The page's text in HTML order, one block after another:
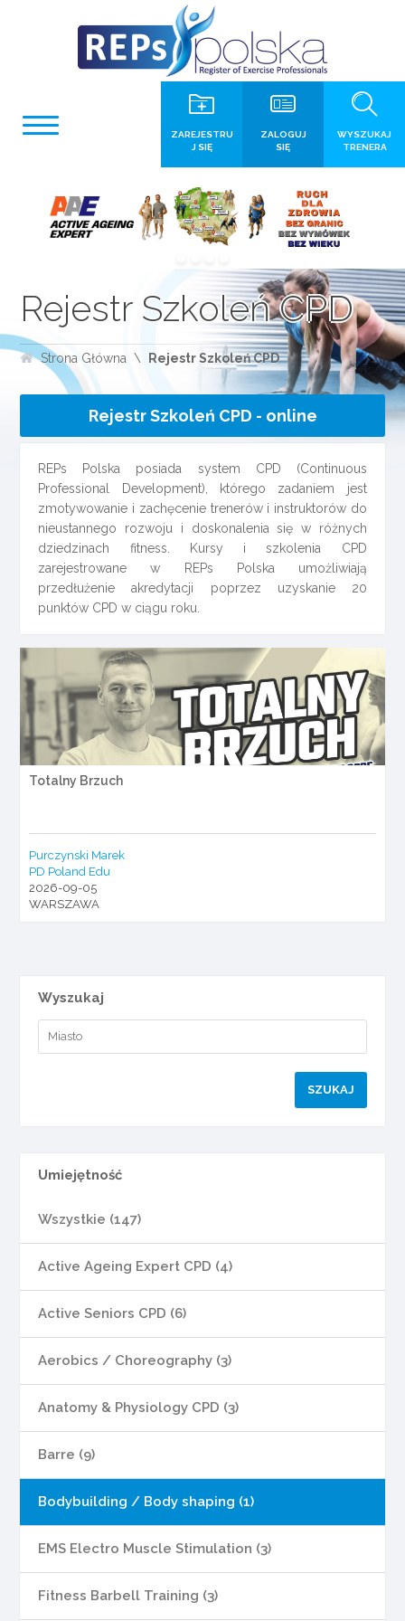
WYSZUKAJ
TRENERA
ZALOGUJ
SIĘ
ZAREJESTRU
J SIĘ
Rejestr Szkoleń CPD
Strona Główna Rejestr Szkoleń CPD
Rejestr Szkoleń CPD - online
REPs Polska posiada system CPD (Continuous
Professional Development), którego zadaniem jest
zmotywowanie i zachęcenie trenerów i instruktorów do
nieustannego rozwoju i doskonalenia się w różnych
dziedzinach fitness. Kursy i szkolenia CPD
zarejestrowane w REPs Polska umożliwiają
przedłużenie akredytacji poprzez uzyskanie 20
punktów CPD w ciągu roku.
Totalny Brzuch
Purczynski Marek
PD Poland Edu
2026-09-05
WARSZAWA
Wyszukaj
Umiejętność
Wszystkie (147)
Active Ageing Expert CPD (4)
Active Seniors CPD (6)
Aerobics / Choreography (3)
Anatomy & Physiology CPD (3)
Barre (9)
Bodybuilding / Body shaping (1)
EMS Electro Muscle Stimulation (3)
Fitness Barbell Training (3)